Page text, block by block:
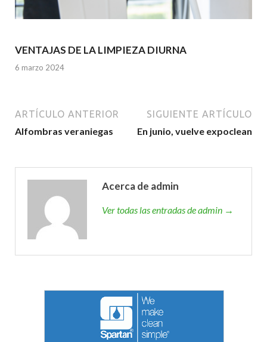
VENTAJAS DE LA LIMPIEZA DIURNA
6 marzo 2024
ARTÍCULO ANTERIOR
Alfombras veraniegas
SIGUIENTE ARTÍCULO
En junio, vuelve expoclean
Acerca de admin
Ver todas las entradas de admin →